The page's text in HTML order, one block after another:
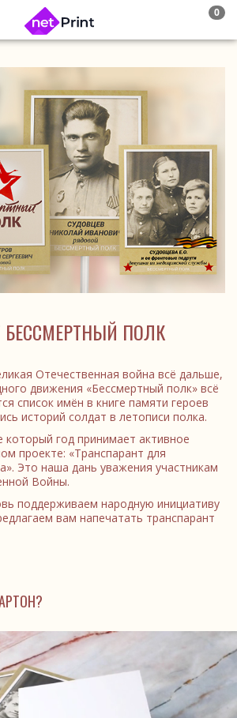
0
БЕССМЕРТНЫЙ ПОЛК
Отечественная война всё дальше,
движения «Бессмертный полк» всё
список имён в книге памяти героев
историй солдат в летописи полка.
год принимает активное
проекте: «Транспарант для
Это наша дань уважения участникам
Войны.
поддерживаем народную инициативу
вам напечатать транспарант